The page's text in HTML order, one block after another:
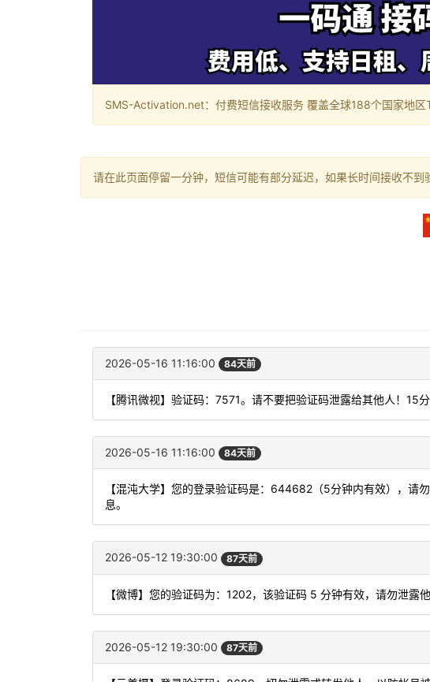
SMS-Activation.net：付费短信接收服务 覆盖全球188个国家地
请在此页面停留一分钟，短信可能有部分延迟，如果长时间接收不到
2026-05-16 11:16:00 84天前
【腾讯微视】验证码：7571。请不要把验证码泄露给其他人！15分
2026-05-16 11:16:00 84天前
【混沌大学】您的登录验证码是：644682（5分钟内有效），请
息。
2026-05-12 19:30:00 87天前
【微博】您的验证码为：1202，该验证码 5 分钟有效，请勿泄露他
2026-05-12 19:30:00 87天前